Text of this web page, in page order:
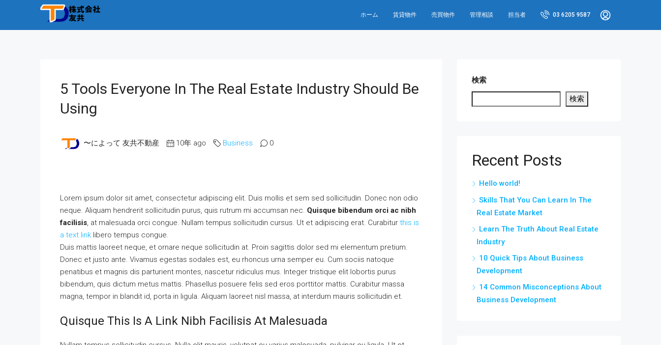
ホーム 賃貸物件 売買物件 管理相談 担当者 03 6205 9587
5 Tools Everyone In The Real Estate Industry Should Be
Using
〜によって 友共不動産 10年 ago Business 0
Lorem ipsum dolor sit amet, consectetur adipiscing elit. Duis mollis et sem sed sollicitudin. Donec non odio
neque. Aliquam hendrerit sollicitudin purus, quis rutrum mi accumsan nec. Quisque bibendum orci ac nibh
facilisis, at malesuada orci congue. Nullam tempus sollicitudin cursus. Ut et adipiscing erat. Curabitur this is
a text link libero tempus congue.
Duis mattis laoreet neque, et ornare neque sollicitudin at. Proin sagittis dolor sed mi elementum pretium.
Donec et justo ante. Vivamus egestas sodales est, eu rhoncus urna semper eu. Cum sociis natoque
penatibus et magnis dis parturient montes, nascetur ridiculus mus. Integer tristique elit lobortis purus
bibendum, quis dictum metus mattis. Phasellus posuere felis sed eros porttitor mattis. Curabitur massa
magna, tempor in blandit id, porta in ligula. Aliquam laoreet nisl massa, at interdum mauris sollicitudin et.
Quisque This Is A Link Nibh Facilisis At Malesuada
検索
検索
Recent Posts
Hello world!
Skills That You Can Learn In The
Real Estate Market
Learn The Truth About Real Estate
Industry
10 Quick Tips About Business
Development
14 Common Misconceptions About
Business Development